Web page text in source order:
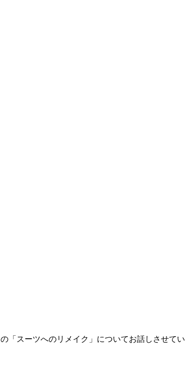
「スーツへのリメイク」についてお話しさせてい